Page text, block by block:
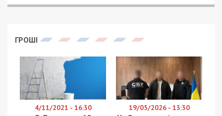
взрослыми. Об этом сообщили в пресс-службе
В грязи и среди куч мусора в одном из домов на улице
Мостовой находились пятеро детей – четыре девочки
14, 13, 11, 9 лет и семилетний мальчик. Именно они
ночью вызвали полицию. Патрульным, которые приехали
на вызов, дети пожаловались на хулиганские действия
сожительницы их дяди, – сказано в сообщении.